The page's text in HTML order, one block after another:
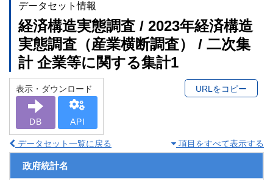
データセット情報
経済構造実態調査 / 2023年経済構造
実態調査（産業横断調査） / 二次集
計 企業等に関する集計1
表示・ダウンロード
DB API
URLをコピー
データセット一覧に戻る 項目をすべて表示する
政府統計名